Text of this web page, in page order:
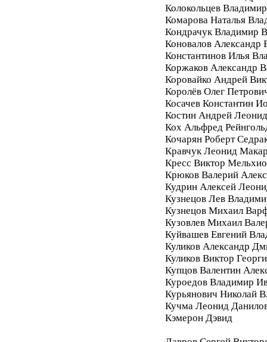
Колокольцев
Комарова Наталья
Кондрачук Владимир
Коновалов Александр
Константинов Илья
Коржаков Александр
Коровайко Андрей
Королёв Олег
Косачев Константин
Костин Андрей
Кох Альфред
Кочарян Роберт
Кравчук Леонид
Кресс Виктор
Крюков Валерий
Кудрин Алексей
Кузнецов Лев
Кузнецов Михаил
Кузовлев Михаил
Куйвашев Евгений
Куликов Александр
Куликов Виктор
Купцов Валентин
Куроедов Владимир
Курьянович Николай
Кучма Леонид
Кэмерон Дэвид